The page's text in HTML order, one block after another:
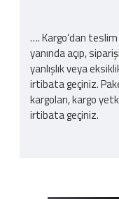
…. Kargo‘dan teslim
yanında açıp,
yanlışlık veya
irtibata geçiniz.
kargoları, kargo
irtibata geçiniz.